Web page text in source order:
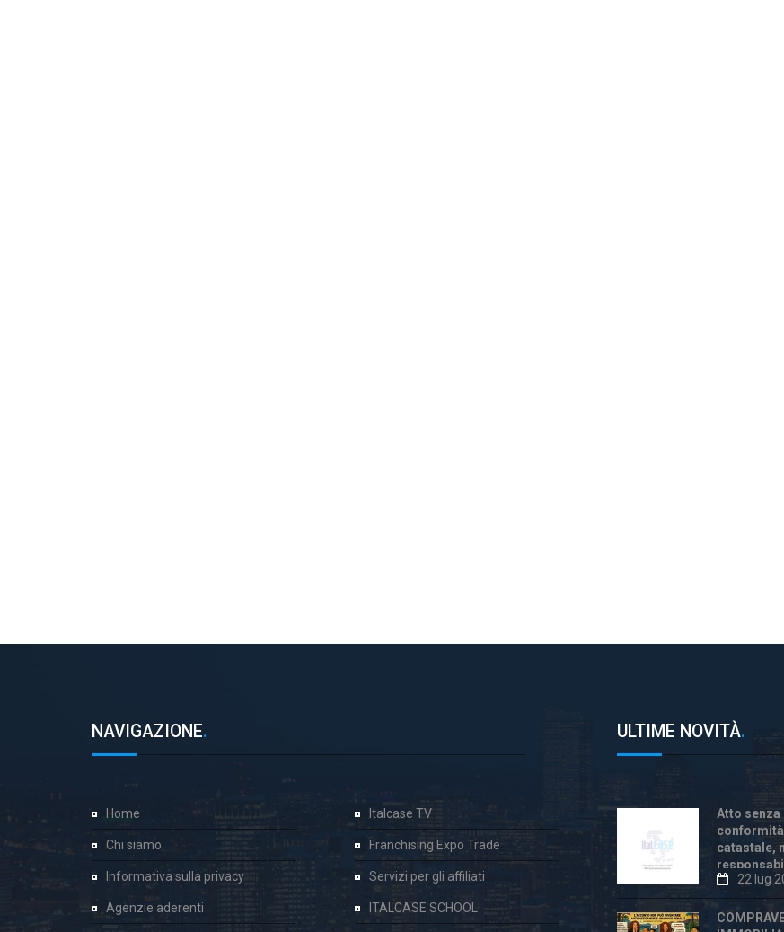
NAVIGAZIONE.
Home
Chi siamo
Informativa sulla privacy
Agenzie aderenti
Italcase TV
Franchising Expo Trade
Servizi per gli affiliati
ITALCASE SCHOOL
ULTIME NOVITÀ.
Atto senza
conformità
catastale,
anche22 lug